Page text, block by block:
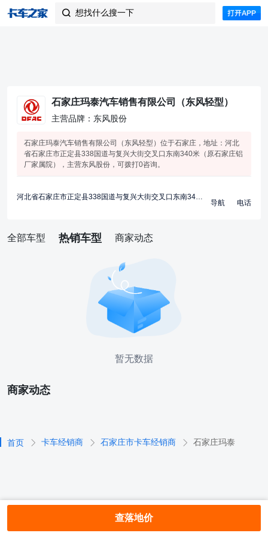
 想找什么搜一下
石家庄玛泰汽车销售有限公司（东风轻型）
主营品牌：东风股份
石家庄玛泰汽车销售有限公司（东风轻型）位于石家庄，地址：河北
省石家庄市正定县338国道与复兴大街交叉口东南340米（原石家庄铝
厂家属院），主营东风股份，可拨打0咨询。
河北省石家庄市正定县338国道与复兴大街交叉口东南340米（原石家庄铝厂家属院）
导航 电话
全部车型 热销车型 商家动态
暂无数据
商家动态
首页 卡车经销商 石家庄市卡车经销商 石家庄玛泰
查落地价